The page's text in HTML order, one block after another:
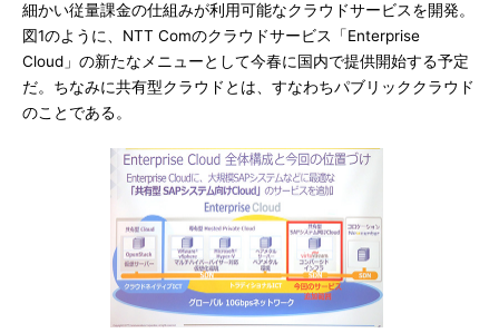
細かい従量課金の仕組みが利用可能なクラウドサービスを開発。
図1のように、NTT Comのクラウドサービス「Enterprise
Cloud」の新たなメニューとして今春に国内で提供開始する予定
だ。ちなみに共有型クラウドとは、すなわちパブリッククラウド
のことである。